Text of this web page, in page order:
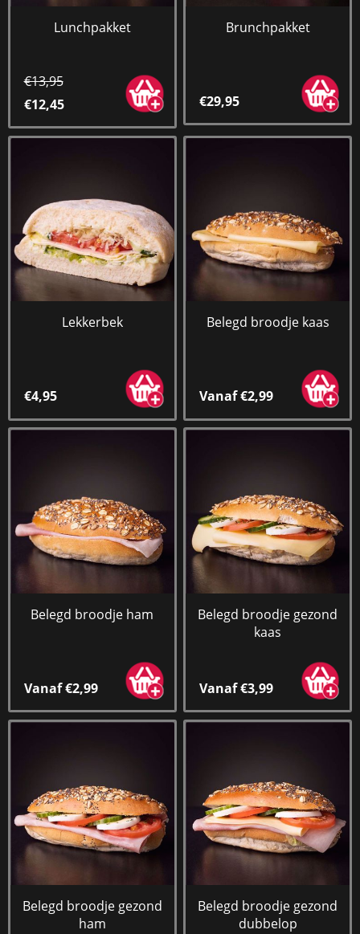
Lunchpakket
€13,95
€12,45
Brunchpakket
€29,95
Lekkerbek
€4,95
Belegd broodje kaas
Vanaf €2,99
Belegd broodje ham
Vanaf €2,99
Belegd broodje gezond
kaas
Vanaf €3,99
Belegd broodje gezond
ham
Belegd broodje gezond
dubbelop